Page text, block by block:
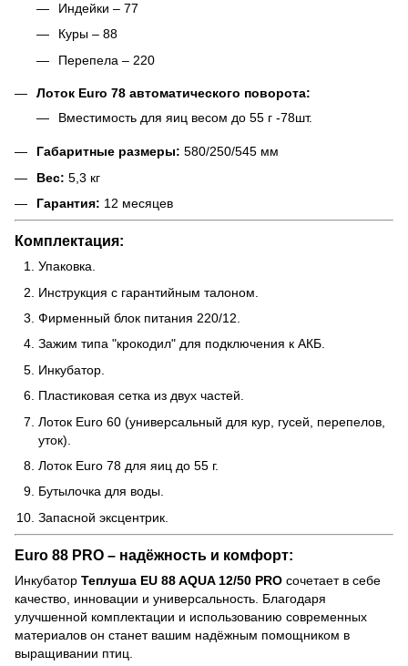
Индейки – 77
Куры – 88
Перепела – 220
Лоток Euro 78 автоматического поворота:
Вместимость для яиц весом до 55 г -78шт.
Габаритные размеры: 580/250/545 мм
Вес: 5,3 кг
Гарантия: 12 месяцев
Комплектация:
Упаковка.
Инструкция с гарантийным талоном.
Фирменный блок питания 220/12.
Зажим типа "крокодил" для подключения к АКБ.
Инкубатор.
Пластиковая сетка из двух частей.
Лоток Euro 60 (универсальный для кур, гусей, перепелов,
уток).
Лоток Euro 78 для яиц до 55 г.
Бутылочка для воды.
Запасной эксцентрик.
Euro 88 PRO – надёжность и комфорт:
Инкубатор Теплуша EU 88 AQUA 12/50 PRO сочетает в себе
качество, инновации и универсальность. Благодаря
улучшенной комплектации и использованию современных
материалов он станет вашим надёжным помощником в
выращивании птиц.